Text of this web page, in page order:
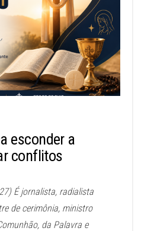
esconder a
conflitos
É jornalista, radialista
de cerimônia, ministro
da Palavra e